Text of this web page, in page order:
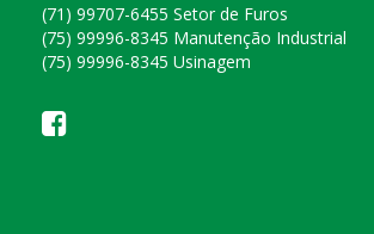
(71) 99707-6455 Setor de Furos
(75) 99996-8345 Manutenção Industrial
(75) 99996-8345 Usinagem